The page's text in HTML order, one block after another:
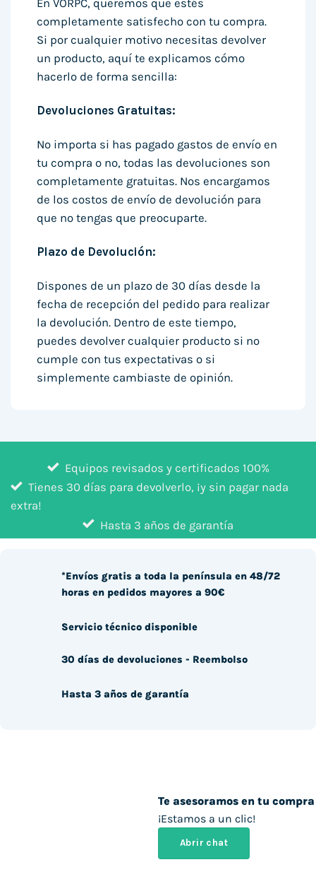
En VORPC, queremos que estés
completamente satisfecho con tu compra.
Si por cualquier motivo necesitas devolver
un producto, aquí te explicamos cómo
hacerlo de forma sencilla:
Devoluciones Gratuitas:
No importa si has pagado gastos de envío en
tu compra o no, todas las devoluciones son
completamente gratuitas. Nos encargamos
de los costos de envío de devolución para
que no tengas que preocuparte.
Plazo de Devolución:
Dispones de un plazo de 30 días desde la
fecha de recepción del pedido para realizar
la devolución. Dentro de este tiempo,
puedes devolver cualquier producto si no
cumple con tus expectativas o si
simplemente cambiaste de opinión.
Equipos revisados y certificados 100%
Tienes 30 días para devolverlo, ¡y sin pagar nada
extra!
Hasta 3 años de garantía
Te asesoramos en tu compra
¡Estamos a un clic!
Abrir chat
*Envíos gratis a toda la península en 48/72
horas en pedidos mayores a 90€
Servicio técnico disponible
30 días de devoluciones - Reembolso
Hasta 3 años de garantía